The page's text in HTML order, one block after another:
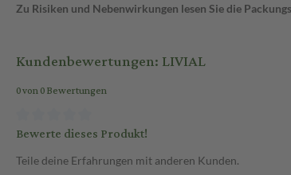
Zu Risiken und Nebenwirkungen lesen Sie die
Kundenbewertungen: LIVIAL
0 von 0 Bewertungen
Bewerte dieses Produkt!
Teile deine Erfahrungen mit anderen Kunden.